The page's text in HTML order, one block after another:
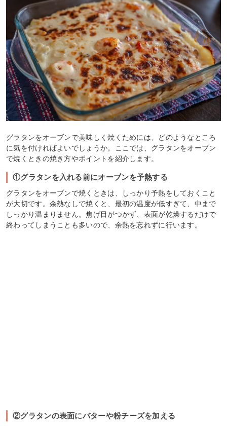
グラタンをオーブンで美味しく焼くためには、どのようなところ
に気を付ければよいでしょうか。ここでは、グラタンをオーブン
で焼くときの焼き方やポイントを紹介します。
①グラタンを入れる前にオーブンを予熱する
グラタンをオーブンで焼くときは、しっかり予熱をしておくこと
が大切です。余熱なしで焼くと、最初の温度が低すぎて、中まで
しっかり温まりません。焦げ目がつかず、表面が乾燥するだけで
終わってしまうことも多いので、余熱を忘れずに行います。
②グラタンの表面にバターや粉チーズを加える